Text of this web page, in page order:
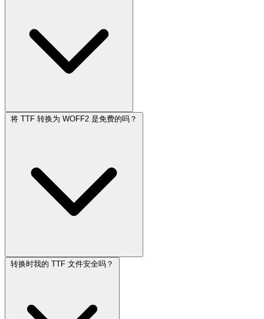
将 TTF 转换为 WOFF2 是免费的吗？
转换时我的 TTF 文件安全吗？